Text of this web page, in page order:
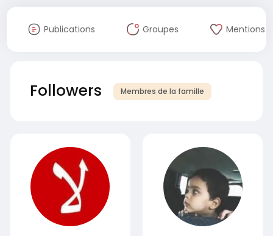
Publications Groupes Mentions
Followers Membres de la famille